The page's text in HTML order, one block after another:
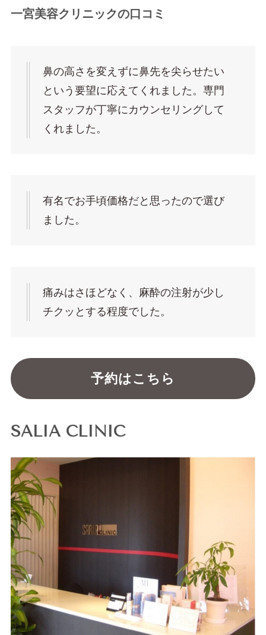
一宮美容クリニックの口コミ
鼻の高さを変えずに鼻先を尖らせたい
という要望に応えてくれました。専門
スタッフが丁寧にカウンセリングして
くれました。
有名でお手頃価格だと思ったので選び
ました。
痛みはさほどなく、麻酔の注射が少し
チクッとする程度でした。
予約はこちら
SALIA CLINIC